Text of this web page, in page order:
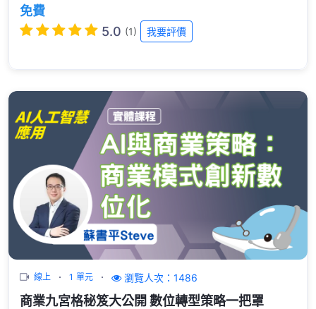
免費
5.0 (1) 我要評價
線上 1 單元 瀏覽人次：1486
商業九宮格秘笈大公開 數位轉型策略一把罩